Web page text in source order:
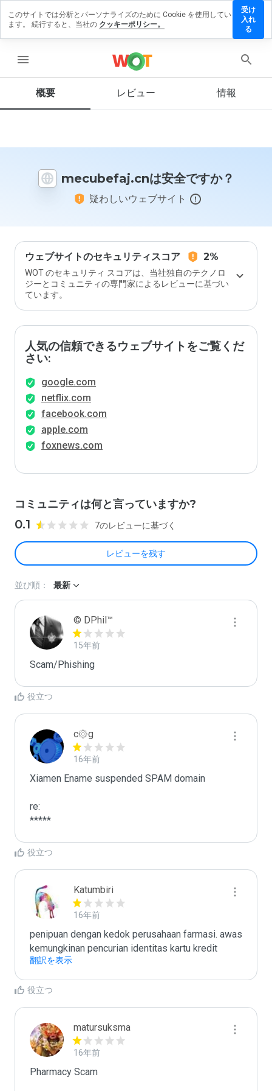
menu
概要 レビュー 情報
mecubefaj.cnは安全ですか？
疑わしいウェブサイト
ウェブサイトのセキュリティスコア 2%
WOT のセキュリティ スコアは、当社独自のテクノロ
ジーとコミュニティの専門家によるレビューに基づい
ています。
人気の信頼できるウェブサイトをご覧くだ
さい:
google.com
netflix.com
facebook.com
apple.com
foxnews.com
コミュニティは何と言っていますか?
0.1 7のレビューに基づく
レビューを残す
ビュー
す
この
イト
価し
ます
か？
並び順： 最新
© DPhil™
15年前
Scam/Phishing
役立つ
c۞g
16年前
Xiamen Ename suspended SPAM domain
re:
*****
役立つ
Katumbiri
16年前
penipuan dengan kedok perusahaan farmasi. awas
kemungkinan pencurian identitas kartu kredit
翻訳を表示
役立つ
matursuksma
16年前
Pharmacy Scam
このサイトでは分析とパーソナライズのために Cookie を使用してい
ます。 続行すると、当社の クッキーポリシー。
受け
入れ
る